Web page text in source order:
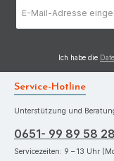
Mail-
Ich habe die
Service-Hotline
Unterstützung und
0651- 99 89 58 28
Servicezeiten: 9 – 13 Uhr